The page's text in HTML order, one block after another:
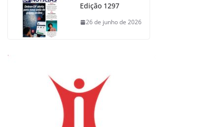
Edição 1297
26 de junho de 2026